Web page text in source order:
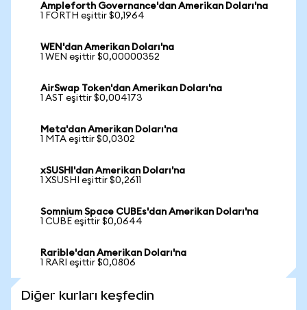
Ampleforth Governance'dan Amerikan Doları'na
1 FORTH eşittir $0,1964
WEN'dan Amerikan Doları'na
1 WEN eşittir $0,00000352
AirSwap Token'dan Amerikan Doları'na
1 AST eşittir $0,004173
Meta'dan Amerikan Doları'na
1 MTA eşittir $0,0302
xSUSHI'dan Amerikan Doları'na
1 XSUSHI eşittir $0,2611
Somnium Space CUBEs'dan Amerikan Doları'na
1 CUBE eşittir $0,0644
Rarible'dan Amerikan Doları'na
1 RARI eşittir $0,0806
Diğer kurları keşfedin